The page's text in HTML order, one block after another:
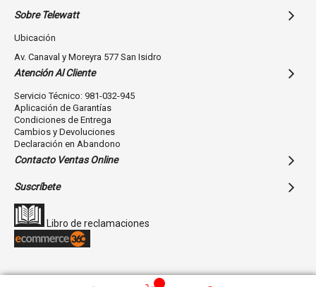
Sobre Telewatt
Ubicación
Av. Canaval y Moreyra 577 San Isidro
Atención Al Cliente
Servicio Técnico: 981-032-945
Aplicación de Garantías
Condiciones de Entrega
Cambios y Devoluciones
Declaración en Abandono
Contacto Ventas Online
Suscríbete
Libro de reclamaciones